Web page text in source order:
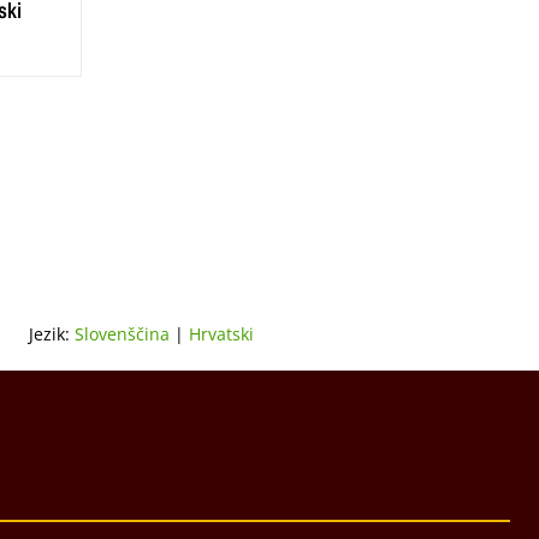
Jezik: Slovenščina | Hrvatski